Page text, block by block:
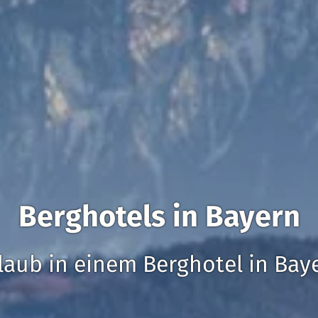
Berghotels in Bayern
in einem Berghotel in